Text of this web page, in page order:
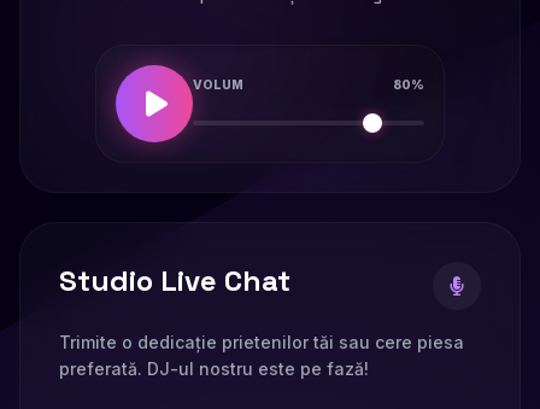
VOLUM 80%
Studio Live Chat
Trimite o dedicație prietenilor tăi sau cere piesa
preferată. DJ-ul nostru este pe fază!